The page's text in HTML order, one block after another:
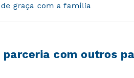
graça com a família
com outros